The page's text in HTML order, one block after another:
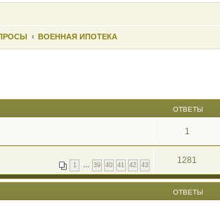
ВОЕННАЯ ИПОТЕКА
ОТВЕТЫ
1
1 … 39 40 41 42 43 1281
ОТВЕТЫ